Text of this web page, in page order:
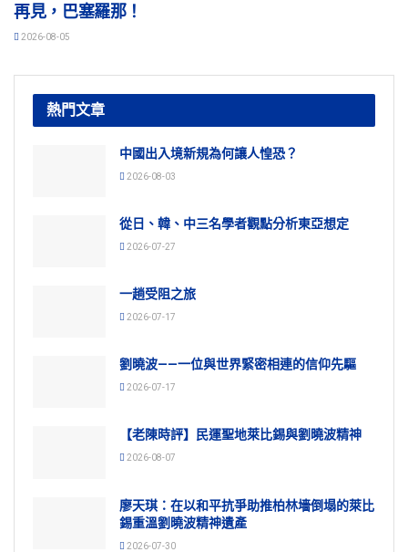
再見，巴塞羅那！
2026-08-05
熱門文章
中國出入境新規為何讓人惶恐？
2026-08-03
從日、韓、中三名學者觀點分析東亞想定
2026-07-27
一趟受阻之旅
2026-07-17
劉曉波——一位與世界緊密相連的信仰先驅
2026-07-17
【老陳時評】民運聖地萊比錫與劉曉波精神
2026-08-07
廖天琪：在以和平抗爭助推柏林墻倒塌的萊比
錫重溫劉曉波精神遺產
2026-07-30